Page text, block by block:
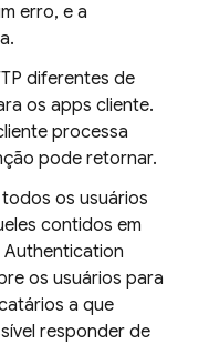
erro, e a
diferentes de
os apps cliente.
processa
pode retornar.
os usuários
contidos em
Authentication
os usuários para
a que
responder de